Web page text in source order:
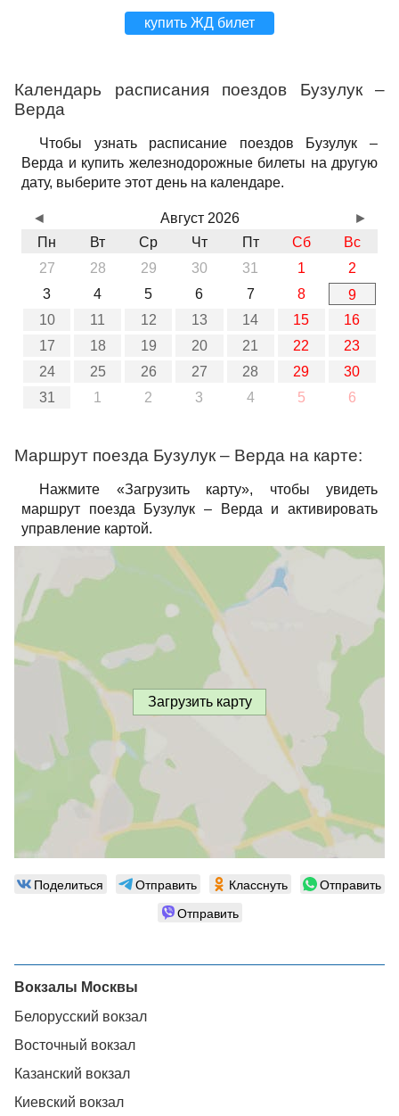
купить ЖД билет
Календарь расписания поездов Бузулук –
Верда
Чтобы узнать расписание поездов Бузулук –
Верда и купить железнодорожные билеты на другую
дату, выберите этот день на календаре.
Август 2026
Пн
Вт Ср Чт Пт Сб
Вс
27
28 29 30 31 1
2
3
4 5 6 7 8
9
10
11 12 13 14 15
16
17
18 19 20 21 22
23
24
25 26 27 28 29
30
31
1 2 3 4 5 6
◄ ►
Маршрут поезда Бузулук – Верда на карте:
Нажмите «Загрузить карту», чтобы увидеть
маршрут поезда Бузулук – Верда и активировать
управление картой.
Загрузить карту
Поделиться Отправить Класснуть
Отправить
Отправить
Вокзалы Москвы
Белорусский вокзал
Восточный вокзал
Казанский вокзал
Киевский вокзал